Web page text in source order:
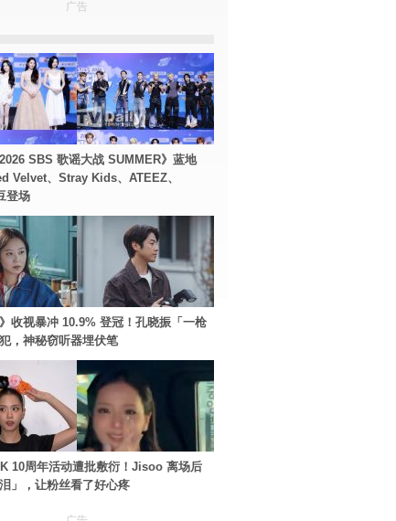
广告
2026 SBS 歌谣大战 SUMMER》蓝地
Velvet、Stray Kids、ATEEZ、
登场
》收视暴冲 10.9% 登冠！孔晓振「一枪
，神秘窃听器埋伏笔
10周年活动遭批敷衍！Jisoo 离场后
泪」，让粉丝看了好心疼